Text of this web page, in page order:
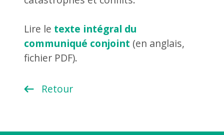
Lire le texte intégral du
communiqué conjoint (en anglais,
fichier PDF).
Retour